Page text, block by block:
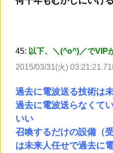
45: 以下、＼(^o^)／でVIP
2015/03/31(火)
過去に電波送る技術は
過去に電波送らなくて
いい
召喚するだけの設備（
は未来人任せで過去に